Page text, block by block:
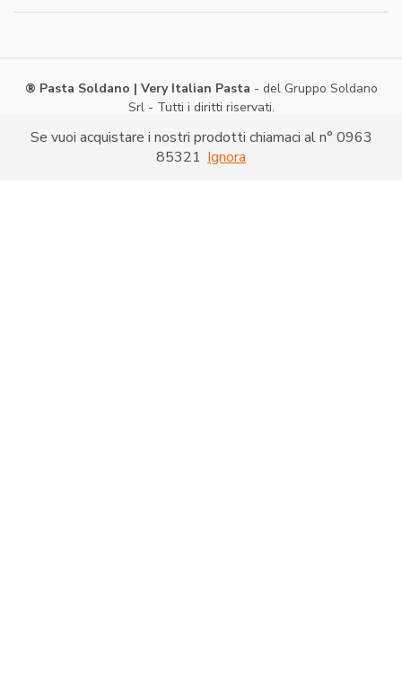
Se vuoi acquistare i nostri prodotti chiamaci al n° 0963
85321 Ignora
® Pasta Soldano | Very Italian Pasta - del Gruppo Soldano
Srl - Tutti i diritti riservati.
Via Caduti di Nassiriya -Shopping on line - P. IVA:
03286520790